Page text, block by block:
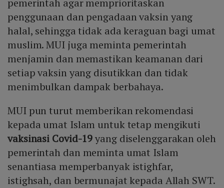
pemerintah agar memprioritaskan
penggunaan dan pengadaan vaksin yang
halal, sehingga tidak ada keraguan bagi umat
muslim. MUI juga meminta pemerintah
menjamin dan memastikan keamanan dari
setiap vaksin yang disutikkan dan tidak
menimbulkan dampak berbahaya.
MUI pun turut memberikan rekomendasi
kepada umat Islam untuk tetap mengikuti
vaksinasi Covid-19yang diselenggarakan oleh
pemerintah dan meminta umat Islam
senantiasa memperbanyak istighfar,
istighsah, dan bermunajat kepada Allah SWT.